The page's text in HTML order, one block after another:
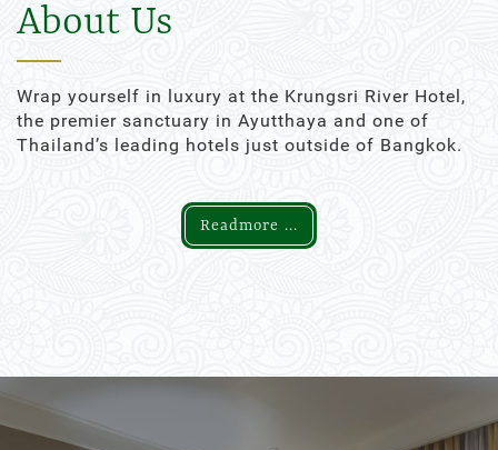
About Us
Wrap yourself in luxury at the Krungsri River Hotel,
the premier sanctuary in Ayutthaya and one of
Thailand’s leading hotels just outside of Bangkok.
Readmore ...